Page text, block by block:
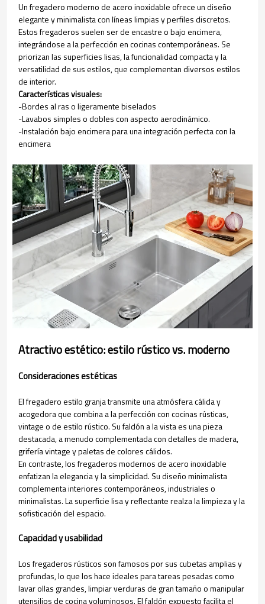
Un fregadero moderno de acero inoxidable ofrece un diseño
elegante y minimalista con líneas limpias y perfiles discretos.
Estos fregaderos suelen ser de encastre o bajo encimera,
integrándose a la perfección en cocinas contemporáneas. Se
priorizan las superficies lisas, la funcionalidad compacta y la
versatilidad de sus estilos, que complementan diversos estilos
de interior.
Características visuales:
-Bordes al ras o ligeramente biselados
-Lavabos simples o dobles con aspecto aerodinámico.
-Instalación bajo encimera para una integración perfecta con la
encimera
Atractivo estético: estilo rústico vs. moderno
Consideraciones estéticas
El fregadero estilo granja transmite una atmósfera cálida y
acogedora que combina a la perfección con cocinas rústicas,
vintage o de estilo rústico. Su faldón a la vista es una pieza
destacada, a menudo complementada con detalles de madera,
grifería vintage y paletas de colores cálidos.
En contraste, los fregaderos modernos de acero inoxidable
enfatizan la elegancia y la simplicidad. Su diseño minimalista
complementa interiores contemporáneos, industriales o
minimalistas. La superficie lisa y reflectante realza la limpieza y la
sofisticación del espacio.
Capacidad y usabilidad
Los fregaderos rústicos son famosos por sus cubetas amplias y
profundas, lo que los hace ideales para tareas pesadas como
lavar ollas grandes, limpiar verduras de gran tamaño o manipular
utensilios de cocina voluminosos. El faldón expuesto facilita el